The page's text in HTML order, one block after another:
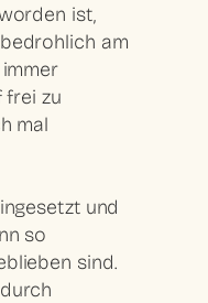
ist,
am
frei zu
mal
und
so
sind.